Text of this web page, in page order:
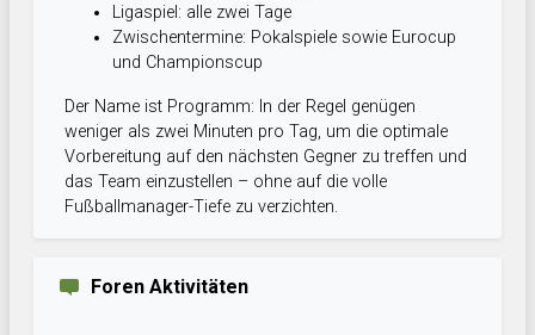
Ligaspiel: alle zwei Tage
Zwischentermine: Pokalspiele sowie Eurocup
und Championscup
Der Name ist Programm: In der Regel genügen
weniger als zwei Minuten pro Tag, um die optimale
Vorbereitung auf den nächsten Gegner zu treffen und
das Team einzustellen – ohne auf die volle
Fußballmanager-Tiefe zu verzichten.
Foren Aktivitäten